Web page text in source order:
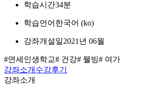
학습시간34분
학습언어 한국어 ‎(ko)‎
강좌개설일2021년 06월
#연세인생학교# 건강# 웰빙# 여가
강좌소개 수강후기
강좌소개